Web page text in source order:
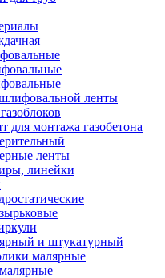
ленты
для монтажа газобетона
ленты
линейки
и штукатурный
малярные